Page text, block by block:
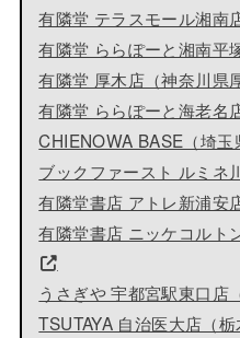
有隣堂 テラスモール湘南
有隣堂 ららぽーと湘南平
有隣堂 厚木店（神奈川県
有隣堂 ららぽーと海老名
CHIENOWA BASE（埼玉
ブックファースト ルミネ
有隣堂書店 アトレ新浦安
有隣堂書店 ニッケコルト
うさぎや 宇都宮駅東口店
TSUTAYA 自治医大店（栃